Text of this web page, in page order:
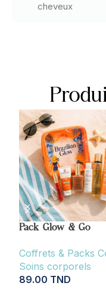
cheveux
Pack Glow & Go
Coffrets & Packs
Soins corporels
89.00 TND